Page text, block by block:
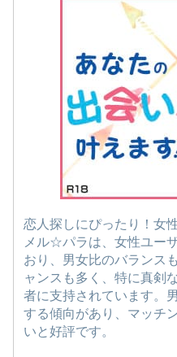
恋人探しにぴったり！女
メル☆パラは、女性ユー
おり、男女比のバランス
ャンスも多く、特に真剣
者に支持されています。
する傾向があり、マッチ
いと好評です。